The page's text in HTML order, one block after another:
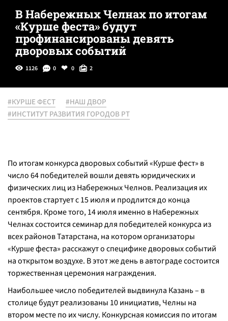
В Набережных Челнах по итогам
«Курше феста» будут
профинансированы девять
дворовых событий
1126 0 0 2
#КУРШЕ ФЕСТ
#НАШ ДВОР
#ИНСТИТУТ РАЗВИТИЯ ГОРОДОВ РТ
По итогам конкурса дворовых событий «Курше фест» в
число 64 победителей вошли девять юридических и
физических лиц из Набережных Челнов. Реализация их
проектов стартует с 15 июля и продлится до конца
сентября. Кроме того, 14 июля именно в Набережных
Челнах состоится семинар для победителей конкурса из
всех районов Татарстана, на котором организаторы
«Курше феста» расскажут о специфике дворовых событий
на открытом воздухе. В этот же день в автограде состоится
торжественная церемония награждения.
Наибольшее число победителей выдвинула Казань – в
столице будут реализованы 10 инициатив, Челны на
втором месте по их числу. Конкурсная комиссия по итогам